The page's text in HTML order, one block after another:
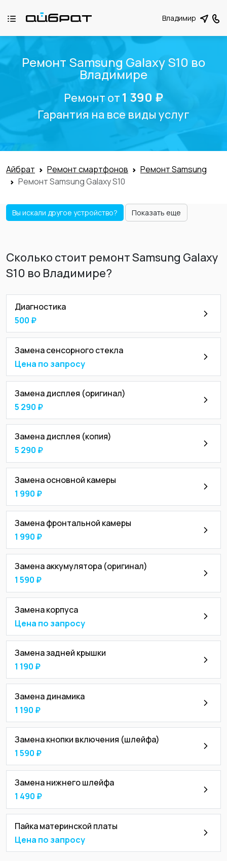
Владимир
Ремонт Samsung Galaxy S10 во
Владимире
Ремонт от 1 390 ₽
Гарантия на все виды услуг
Айбрат Ремонт смартфонов
Ремонт Samsung
Ремонт Samsung Galaxy S10
Вы искали другое устройство? Показать еще
Сколько стоит ремонт Samsung Galaxy
S10 во Владимире?
Диагностика
500 ₽
Замена сенсорного стекла
Цена по запросу
Замена дисплея (оригинал)
5 290 ₽
Замена дисплея (копия)
5 290 ₽
Замена основной камеры
1 990 ₽
Замена фронтальной камеры
1 990 ₽
Замена аккумулятора (оригинал)
1 590 ₽
Замена корпуса
Цена по запросу
Замена задней крышки
1 190 ₽
Замена динамика
1 190 ₽
Замена кнопки включения (шлейфа)
1 590 ₽
Замена нижнего шлейфа
1 490 ₽
Пайка материнской платы
Цена по запросу